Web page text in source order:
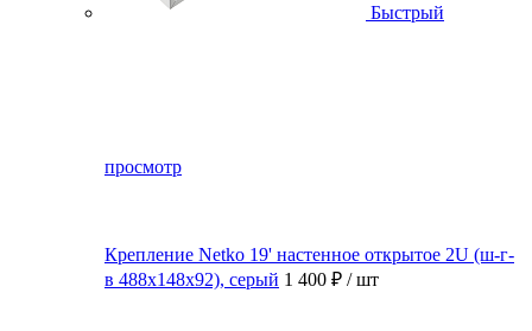
Быстрый
просмотр
Крепление Netko 19' настенное открытое 2U (ш-г-
в 488х148х92), серый 1 400 ₽ / шт